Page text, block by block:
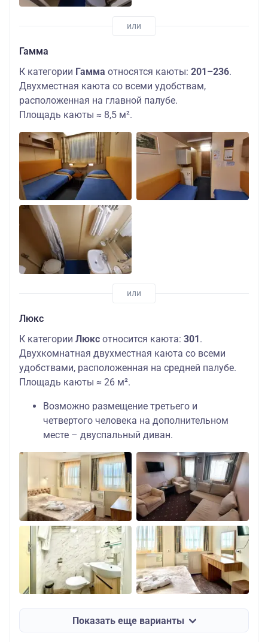
Гамма
К категории Гамма относятся каюты: 201–236.
Двухместная каюта со всеми удобствам,
расположенная на главной палубе.
Площадь каюты ≈ 8,5 м².
Люкс
К категории Люкс относится каюта: 301.
Двухкомнатная двухместная каюта со всеми
удобствами, расположенная на средней палубе.
Площадь каюты ≈ 26 м².
Возможно размещение третьего и
четвертого человека на дополнительном
месте – двуспальный диван.
Показать еще варианты